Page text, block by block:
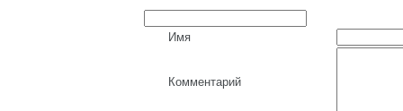
Имя
Комментарий